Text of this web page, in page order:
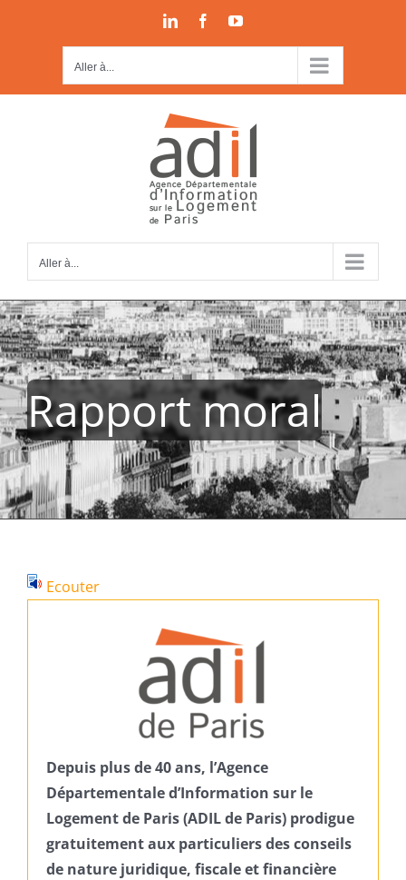
LinkedInFacebookYouTube
Aller à...
Aller à...
Rapport moral
Ecouter
Depuis plus de 40 ans, l’Agence
Départementale d’Information sur le
Logement de Paris (ADIL de Paris) prodigue
gratuitement aux particuliers des conseils
de nature juridique, fiscale et financière